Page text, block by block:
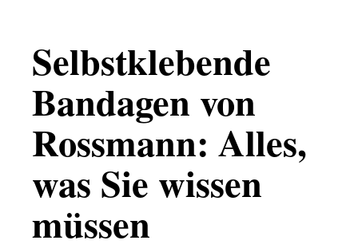
Selbstklebende
Bandagen von
Rossmann: Alles,
was Sie wissen
müssen